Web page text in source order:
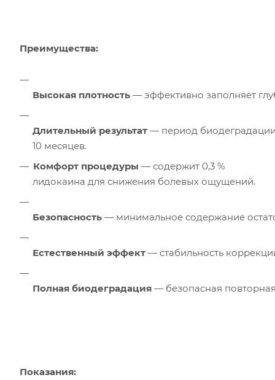
Преимущества:
Высокая плотность — эффективно заполняет
Длительный результат — период
10 месяцев.
Комфорт процедуры — содержит 0,3 %
лидокаина для снижения болевых ощущений.
Безопасность — минимальное содержание
Естественный эффект — стабильность
Полная биодеградация — безопасная
Показания: